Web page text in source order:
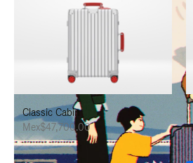
PAUSADO,
PARA
PAUSARLO.
ESTÁ
PULSE
PARA
Classic Cabin
Mex$47,700.00